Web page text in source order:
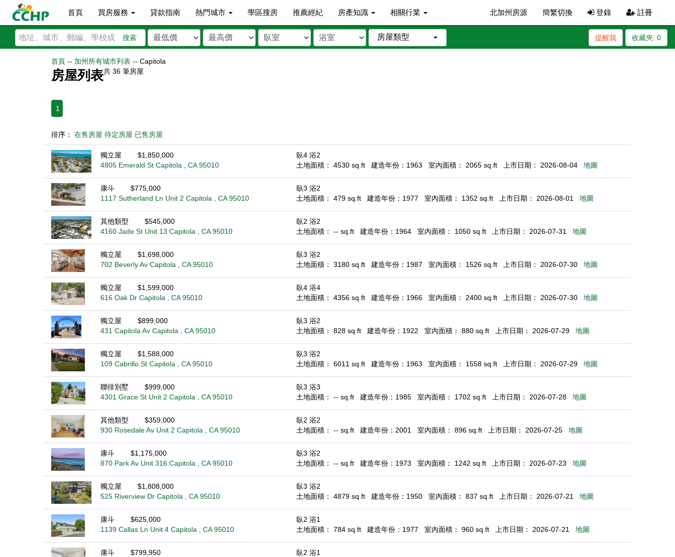
首頁 買房服務 貸款指南 熱門城市 學區搜房 推薦經紀 房產知識 相關行業 北加州房源 簡繁切換 登錄 註冊
搜索 房屋類型 收藏夾: 0
提醒我
首頁 -- 加州所有城市列表 -- Capitola
房屋列表共 36 筆房屋
1
排序： 在售房屋 待定房屋 已售房屋
獨立屋
$1,850,000
4805 Emerald St Capitola , CA 95010
臥4 浴2
土地面積： 4530 sq.ft
建造年份：1963 室內面積： 2065 sq.ft 上市日期： 2026-08-04 地圖
康斗
$775,000
1117 Sutherland Ln Unit 2 Capitola , CA 95010
臥3 浴2
土地面積： 479 sq.ft
建造年份：1977 室內面積： 1352 sq.ft 上市日期： 2026-08-01 地圖
其他類型
$545,000
4160 Jade St Unit 13 Capitola , CA 95010
臥2 浴2
土地面積： -- sq.ft
建造年份：1964 室內面積： 1050 sq.ft 上市日期： 2026-07-31 地圖
獨立屋
$1,698,000
702 Beverly Av Capitola , CA 95010
臥3 浴2
土地面積： 3180 sq.ft
建造年份：1987 室內面積： 1526 sq.ft 上市日期： 2026-07-30 地圖
獨立屋
$1,599,000
616 Oak Dr Capitola , CA 95010
臥4 浴4
土地面積： 4356 sq.ft
建造年份：1966 室內面積： 2400 sq.ft 上市日期： 2026-07-30 地圖
獨立屋
$899,000
431 Capitola Av Capitola , CA 95010
臥3 浴2
土地面積： 828 sq.ft
建造年份：1922 室內面積： 880 sq.ft 上市日期： 2026-07-29 地圖
獨立屋
$1,588,000
109 Cabrillo St Capitola , CA 95010
臥3 浴2
土地面積： 6011 sq.ft
建造年份：1963 室內面積： 1558 sq.ft 上市日期： 2026-07-29 地圖
聯排別墅
$999,000
4301 Grace St Unit 2 Capitola , CA 95010
臥3 浴3
土地面積： -- sq.ft
建造年份：1985 室內面積： 1702 sq.ft 上市日期： 2026-07-28 地圖
其他類型
$359,000
930 Rosedale Av Unit 2 Capitola , CA 95010
臥2 浴2
土地面積： -- sq.ft
建造年份：2001 室內面積： 896 sq.ft 上市日期： 2026-07-25 地圖
康斗
$1,175,000
870 Park Av Unit 316 Capitola , CA 95010
臥3 浴2
土地面積： -- sq.ft
建造年份：1973 室內面積： 1242 sq.ft 上市日期： 2026-07-23 地圖
獨立屋
$1,808,000
525 Riverview Dr Capitola , CA 95010
臥3 浴2
土地面積： 4879 sq.ft
建造年份：1950 室內面積： 837 sq.ft 上市日期： 2026-07-21 地圖
康斗
$625,000
1139 Callas Ln Unit 4 Capitola , CA 95010
臥2 浴1
土地面積： 784 sq.ft
建造年份：1977 室內面積： 960 sq.ft 上市日期： 2026-07-21 地圖
康斗
$799,950
臥2 浴1